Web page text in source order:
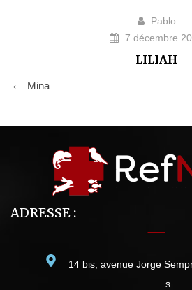
Pablo
7 décembre
LILIAH
Mina
ADRESSE :
14 bis, avenue Jorge
s